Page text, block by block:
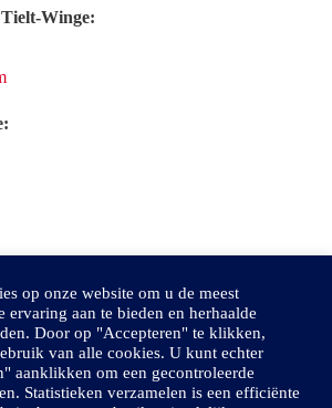
Winge:
183, 3390 Sint-Joris-Winge
op onze website om u de meest
aan te bieden en herhaalde
Door op "Accepteren" te klikken,
van alle cookies. U kunt echter
aanklikken om een ​​gecontroleerde
Statistieken verzamelen is een efficiënte